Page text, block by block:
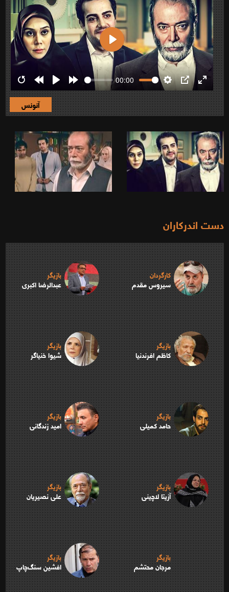
RestartRewind
10s
Play Forward
10s
00:00
Settings
PIP Enter
Play
آنونس
دست اندرکاران
کارگردان
سیروس مقدم
بازیگر
عبدالرضا اکبری
بازیگر
کاظم افرندنیا
بازیگر
شیوا خنیاگر
بازیگر
حامد کمیلی
بازیگر
امید زندگانی
بازیگر
آزیتا لاچینی
بازیگر
علی نصیریان
بازیگر
مرجان محتشم
بازیگر
افشین سنگ‌چاپ